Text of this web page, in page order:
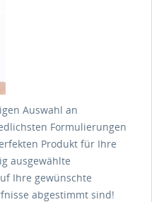
Auswahl an
Formulierungen
Produkt für Ihre
ausgewählte
Ihre gewünschte
abgestimmt sind!